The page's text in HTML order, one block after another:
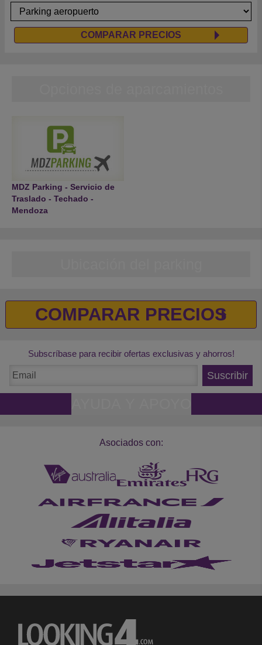
COMPARAR PRECIOS
MDZ Parking - Servicio de
Traslado - Techado -
Mendoza
COMPARAR PRECIOS
Subscríbase para recibir ofertas exclusivas y ahorros!
Suscribir
Asociados con: